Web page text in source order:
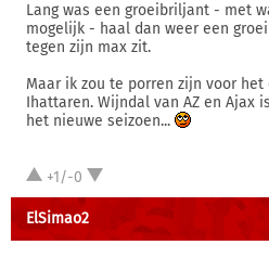
Lang was een groeibriljant - met
mogelijk - haal dan weer een
tegen zijn max zit.
Maar ik zou te porren zijn voor
Ihattaren. Wijndal van AZ en Ajax
het nieuwe seizoen...
+1/-0
ElSimao2